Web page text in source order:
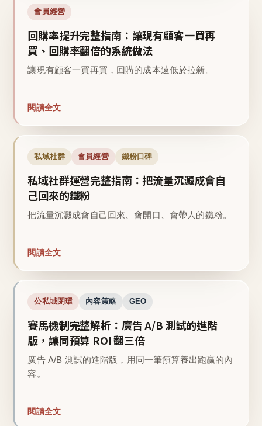
會員經營
回購率提升完整指南：讓現有顧客一買再
買、回購率翻倍的系統做法
讓現有顧客一買再買，回購的成本遠低於拉新。
閱讀全文
私域社群 會員經營 鐵粉口碑
私域社群運營完整指南：把流量沉澱成會自
己回來的鐵粉
把流量沉澱成會自己回來、會開口、會帶人的鐵粉。
閱讀全文
公私域閉環 內容策略 GEO
賽馬機制完整解析：廣告 A/B 測試的進階
版，讓同預算 ROI 翻三倍
廣告 A/B 測試的進階版，用同一筆預算養出跑贏的內
容。
閱讀全文